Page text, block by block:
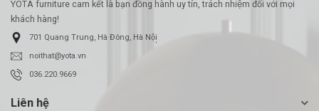
YOTA furniture cam kết là bạn đồng hành uy tín, trách nhiệm đối với mọi
khách hàng!
701 Quang Trung, Hà Đông, Hà Nội
noithat@yota.vn
036.220.9669
Liên hệ